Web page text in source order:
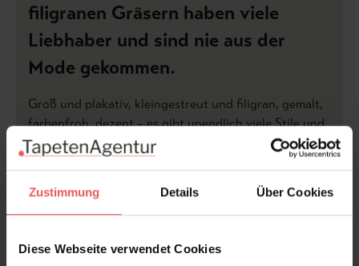
Zustimmung Details Über Cookies
Diese Webseite verwendet Cookies
filigranen Gräsern haben viele
Liebhaber und sind nie aus der
Mode gekommen.
Groß und plakativ, kleingestreut und filigran, gemalt,
farbenfroh, dezent – es gibt unendlich viele Stile und
Varianten, unsere wunderschöne Natur in die eigenen
vier Wände zu holen. Mit der Tapete Midsummer Ece
verträumte Romantiker ganz besonders glücklich
werden.